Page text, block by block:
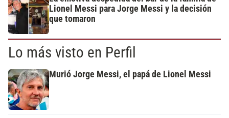
Lionel Messi para Jorge Messi y la decisión
que tomaron
Lo más visto en Perfil
Murió Jorge Messi, el papá de Lionel Messi